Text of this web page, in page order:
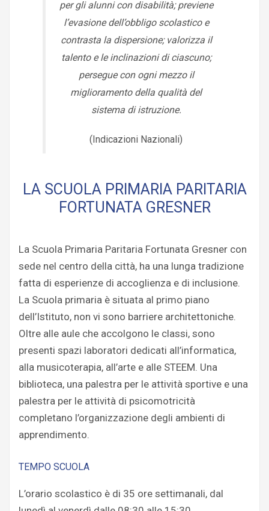
per gli alunni con disabilità; previene
l’evasione dell’obbligo scolastico e
contrasta la dispersione; valorizza il
talento e le inclinazioni di ciascuno;
persegue con ogni mezzo il
miglioramento della qualità del
sistema di istruzione.
(Indicazioni Nazionali)
LA SCUOLA PRIMARIA PARITARIA
FORTUNATA GRESNER
La Scuola Primaria Paritaria Fortunata Gresner con
sede nel centro della città, ha una lunga tradizione
fatta di esperienze di accoglienza e di inclusione.
La Scuola primaria è situata al primo piano
dell’Istituto, non vi sono barriere architettoniche.
Oltre alle aule che accolgono le classi, sono
presenti spazi laboratori dedicati all’informatica,
alla musicoterapia, all’arte e alle STEEM. Una
biblioteca, una palestra per le attività sportive e una
palestra per le attività di psicomotricità
completano l’organizzazione degli ambienti di
apprendimento.
TEMPO SCUOLA
L’orario scolastico è di 35 ore settimanali, dal